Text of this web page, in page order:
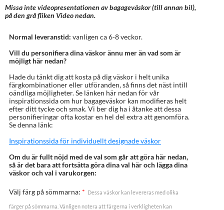
Missa inte videopresentationen av bagageväskor (till annan bil),
på den grå fliken Video nedan.
Normal leveranstid: vanligen ca 6-8 veckor.
Vill du personifiera dina väskor ännu mer än vad som är
möjligt här nedan?
Hade du tänkt dig att kosta på dig väskor i helt unika
färgkombinationer eller utföranden, så finns det näst intill
oändliga möjligheter. Se länken här nedan för vår
inspirationssida om hur bagageväskor kan modifieras helt
efter ditt tycke och smak. Vi ber dig ha i åtanke att dessa
personifieringar ofta kostar en hel del extra att genomföra.
Se denna länk:
Inspirationssida för individuellt designade väskor
Om du är fullt nöjd med de val som går att göra här nedan,
så är det bara att fortsätta göra dina val här och lägga dina
väskor och val i varukorgen:
Välj färg på sömmarna: * Dessa väskor kan levereras med olika
färger på sömmarna. Vänligen notera att färgerna i verkligheten kan